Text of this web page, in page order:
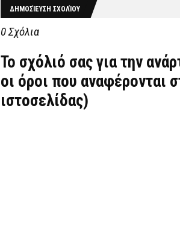
ΔΗΜΟΣΊΕΥΣΗ ΣΧΟΛΊΟΥ
0 Σχόλια
Το σχόλιό σας για την
οι όροι που αναφέρονται
ιστοσελίδας)